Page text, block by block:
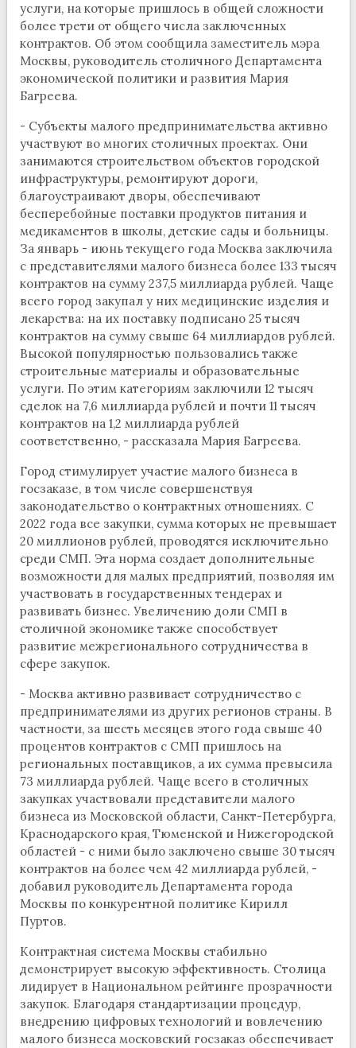
услуги, на которые пришлось в общей сложности
более трети от общего числа заключенных
контрактов. Об этом сообщила заместитель мэра
Москвы, руководитель столичного Департамента
экономической политики и развития Мария
Багреева.
- Субъекты малого предпринимательства активно
участвуют во многих столичных проектах. Они
занимаются строительством объектов городской
инфраструктуры, ремонтируют дороги,
благоустраивают дворы, обеспечивают
бесперебойные поставки продуктов питания и
медикаментов в школы, детские сады и больницы.
За январь - июнь текущего года Москва заключила
с представителями малого бизнеса более 133 тысяч
контрактов на сумму 237,5 миллиарда рублей. Чаще
всего город закупал у них медицинские изделия и
лекарства: на их поставку подписано 25 тысяч
контрактов на сумму свыше 64 миллиардов рублей.
Высокой популярностью пользовались также
строительные материалы и образовательные
услуги. По этим категориям заключили 12 тысяч
сделок на 7,6 миллиарда рублей и почти 11 тысяч
контрактов на 1,2 миллиарда рублей
соответственно, - рассказала Мария Багреева.
Город стимулирует участие малого бизнеса в
госзаказе, в том числе совершенствуя
законодательство о контрактных отношениях. С
2022 года все закупки, сумма которых не превышает
20 миллионов рублей, проводятся исключительно
среди СМП. Эта норма создает дополнительные
возможности для малых предприятий, позволяя им
участвовать в государственных тендерах и
развивать бизнес. Увеличению доли СМП в
столичной экономике также способствует
развитие межрегионального сотрудничества в
сфере закупок.
- Москва активно развивает сотрудничество с
предпринимателями из других регионов страны. В
частности, за шесть месяцев этого года свыше 40
процентов контрактов с СМП пришлось на
региональных поставщиков, а их сумма превысила
73 миллиарда рублей. Чаще всего в столичных
закупках участвовали представители малого
бизнеса из Московской области, Санкт-Петербурга,
Краснодарского края, Тюменской и Нижегородской
областей - с ними было заключено свыше 30 тысяч
контрактов на более чем 42 миллиарда рублей, -
добавил руководитель Департамента города
Москвы по конкурентной политике Кирилл
Пуртов.
Контрактная система Москвы стабильно
демонстрирует высокую эффективность. Столица
лидирует в Национальном рейтинге прозрачности
закупок. Благодаря стандартизации процедур,
внедрению цифровых технологий и вовлечению
малого бизнеса московский госзаказ обеспечивает